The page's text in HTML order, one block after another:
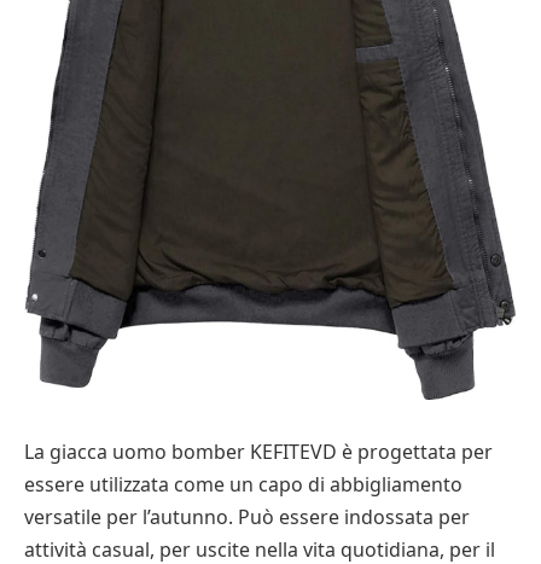
La giacca uomo bomber KEFITEVD è progettata per
essere utilizzata come un capo di abbigliamento
versatile per l’autunno. Può essere indossata per
attività casual, per uscite nella vita quotidiana, per il